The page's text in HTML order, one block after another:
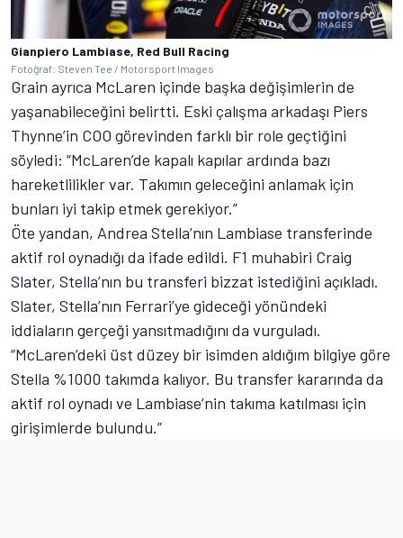
Gianpiero Lambiase, Red Bull Racing
Fotoğraf: Steven Tee / Motorsport Images
Grain ayrıca McLaren içinde başka değişimlerin de
yaşanabileceğini belirtti. Eski çalışma arkadaşı Piers
Thynne’in COO görevinden farklı bir role geçtiğini
söyledi: “McLaren’de kapalı kapılar ardında bazı
hareketlilikler var. Takımın geleceğini anlamak için
bunları iyi takip etmek gerekiyor.”
Öte yandan, Andrea Stella’nın Lambiase transferinde
aktif rol oynadığı da ifade edildi. F1 muhabiri Craig
Slater, Stella’nın bu transferi bizzat istediğini açıkladı.
Slater, Stella’nın Ferrari’ye gideceği yönündeki
iddiaların gerçeği yansıtmadığını da vurguladı.
“McLaren’deki üst düzey bir isimden aldığım bilgiye göre
Stella %1000 takımda kalıyor. Bu transfer kararında da
aktif rol oynadı ve Lambiase’nin takıma katılması için
girişimlerde bulundu.”